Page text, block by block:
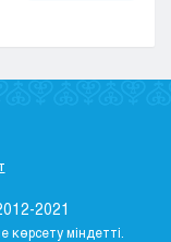
2021
міндетті.